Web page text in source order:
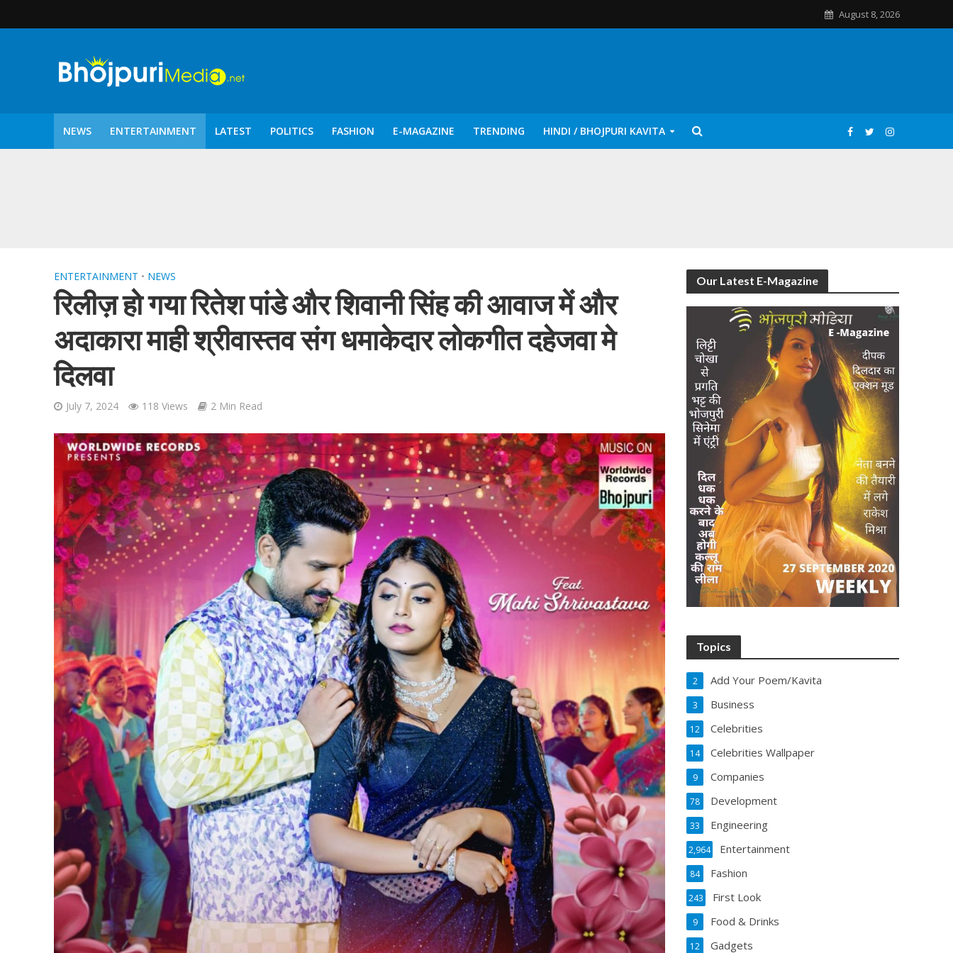
August 8, 2026
NEWS ENTERTAINMENT LATEST POLITICS FASHION E-MAGAZINE TRENDING HINDI / BHOJPURI KAVITA
वर्ल्डवाइड रिकॉर्ड्स भोजपुरी का नया धमाकेदार गाना जल्द, दुबई की खूबसूरत लोकेशन्स पर हो रही है शूटिंग
पवन सिंह का बॉलीवुड में महाधमाका, ‘सिर्फ आपके’ की शूटिंग लखनऊ और भोपाल में हुई पूरी”
ENTERTAINMENT • NEWS
रिलीज़ हो गया रितेश पांडे और शिवानी सिंह की आवाज में और
अदाकारा माही श्रीवास्तव संग धमाकेदार लोकगीत दहेजवा मे
दिलवा
July 7, 2024 118 Views 2 Min Read
Our Latest E-Magazine
Topics
Add Your Poem/Kavita
2
Business
3
Celebrities
12
Celebrities Wallpaper
14
Companies
9
Development
78
Engineering
33
Entertainment
2,964
Fashion
84
First Look
243
Food & Drinks
9
Gadgets
12